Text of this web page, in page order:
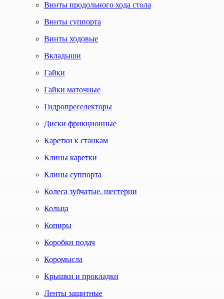
Винты продольного хода стола
Винты суппорта
Винты ходовые
Вкладыши
Гайки
Гайки маточные
Гидропреселекторы
Диски фрикционные
Каретки к станкам
Клины каретки
Клины суппорта
Колеса зубчатые, шестерни
Кольца
Копиры
Коробки подач
Коромысла
Крышки и прокладки
Ленты защитные